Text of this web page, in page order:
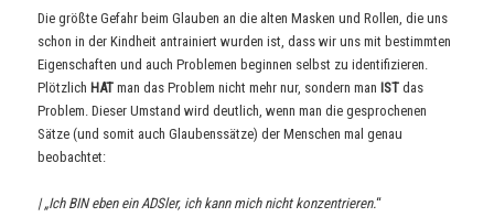
Die größte Gefahr beim Glauben an die alten Masken und Rollen, die uns
schon in der Kindheit antrainiert wurden ist, dass wir uns mit bestimmten
Eigenschaften und auch Problemen beginnen selbst zu identifizieren.
Plötzlich HAT man das Problem nicht mehr nur, sondern man IST das
Problem. Dieser Umstand wird deutlich, wenn man die gesprochenen
Sätze (und somit auch Glaubenssätze) der Menschen mal genau
beobachtet:
| „Ich BIN eben ein ADSler, ich kann mich nicht konzentrieren.“